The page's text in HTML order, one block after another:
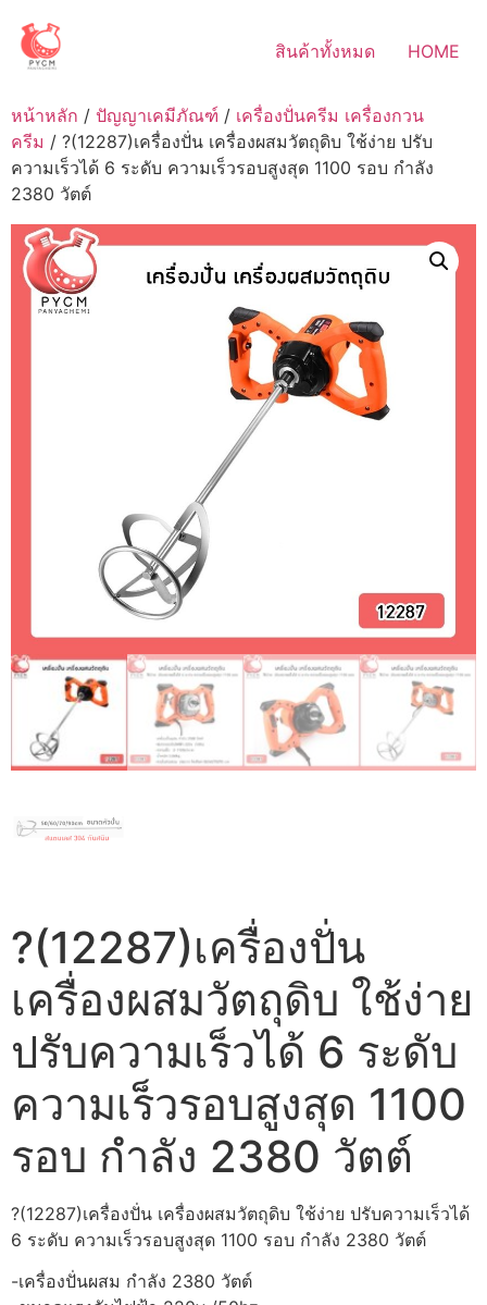
content
สินค้าทั้งหมด HOME
หน้าหลัก / ปัญญาเคมีภัณฑ์ / เครื่องปั่นครีม เครื่องกวน
ครีม / ?(12287)เครื่องปั่น เครื่องผสมวัตถุดิบ ใช้ง่าย ปรับ
ความเร็วได้ 6 ระดับ ความเร็วรอบสูงสุด 1100 รอบ กำลัง
2380 วัตต์
?(12287)เครื่องปั่น
เครื่องผสมวัตถุดิบ ใช้ง่าย
ปรับความเร็วได้ 6 ระดับ
ความเร็วรอบสูงสุด 1100
รอบ กำลัง 2380 วัตต์
?(12287)เครื่องปั่น เครื่องผสมวัตถุดิบ ใช้ง่าย ปรับความเร็วได้
6 ระดับ ความเร็วรอบสูงสุด 1100 รอบ กำลัง 2380 วัตต์
-เครื่องปั่นผสม กำลัง 2380 วัตต์